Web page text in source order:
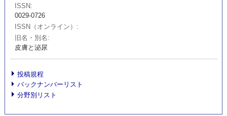
ISSN
0029-0726
ISSN（オンライン）
旧名・別名
皮膚と泌尿
投稿規程
バックナンバーリスト
分野別リスト